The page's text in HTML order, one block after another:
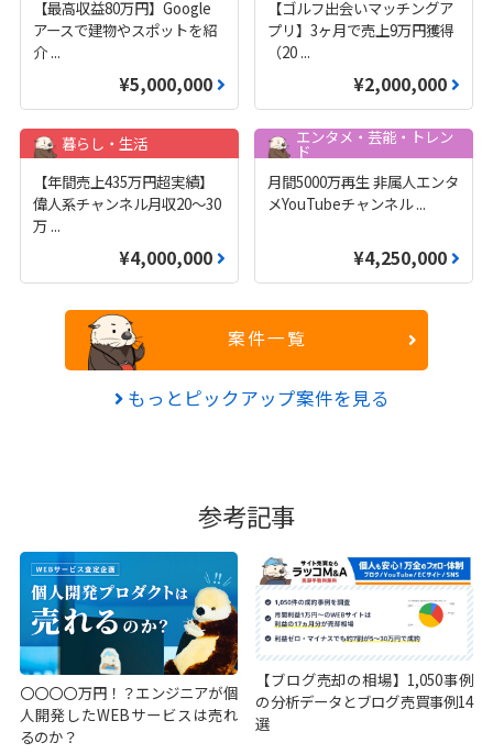
【最高収益80万円】Google
アースで建物やスポットを紹
介 ...
¥5,000,000
【ゴルフ出会いマッチングア
プリ】3ヶ月で売上9万円獲得
（20 ...
¥2,000,000
暮らし・生活
【年間売上435万円超実績】
偉人系チャンネル月収20～30
万 ...
¥4,000,000
エンタメ・芸能・トレン
ド
月間5000万再生 非属人エンタ
メYouTubeチャンネル...
¥4,250,000
案件一覧
もっとピックアップ案件を見る
参考記事
〇〇〇〇万円！？エンジニアが個
人開発したWEBサービスは売れ
るのか？
【ブログ売却の相場】1,050事例
の分析データとブログ売買事例14
選